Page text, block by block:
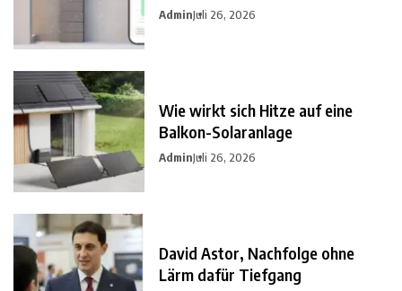
AdminJuli 26, 2026
Wie wirkt sich Hitze auf eine
Balkon-Solaranlage
AdminJuli 26, 2026
David Astor, Nachfolge ohne
Lärm dafür Tiefgang